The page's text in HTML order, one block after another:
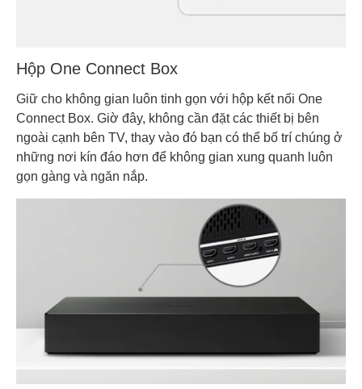
Hộp One Connect Box
Giữ cho không gian luôn tinh gọn với hộp kết nối One
Connect Box. Giờ đây, không cần đặt các thiết bị bên
ngoài cạnh bên TV, thay vào đó bạn có thể bố trí chúng ở
những nơi kín đáo hơn để không gian xung quanh luôn
gọn gàng và ngăn nắp.